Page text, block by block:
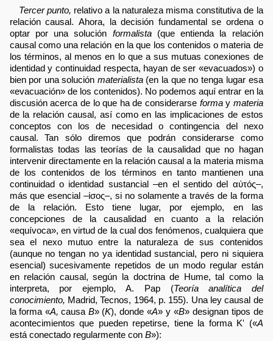
Tercer punto, relativo a la naturaleza misma constitutiva de la
relación causal. Ahora, la decisión fundamental se ordena o
optar por una solución formalista(que entienda la relación
causal como una relación en la que los contenidos o materia de
los términos, al menos en lo que a sus mutuas conexiones de
identidad y continuidad respecta, hayan de ser «evacuados») o
bien por una solución materialista(en la que no tenga lugar esa
«evacuación» de los contenidos). No podemos aquí entrar en la
discusión acerca de lo que ha de considerarse formay materia
de la relación causal, así como en las implicaciones de estos
conceptos con los de necesidad o contingencia del nexo
causal. Tan sólo diremos que podrán considerarse como
formalistas todas las teorías de la causalidad que no hagan
intervenir directamente en la relación causal a la materia misma
de los contenidos de los términos en tanto mantienen una
continuidad o identidad sustancial –en el sentido del αὐτός–,
más que esencial –ίσος–, si no solamente a través de la forma
de la relación. Esto tiene lugar, por ejemplo, en las
concepciones de la causalidad en cuanto a la relación
«equívoca», en virtud de la cual dos fenómenos, cualquiera que
sea el nexo mutuo entre la naturaleza de sus contenidos
(aunque no tengan no ya identidad sustancial, pero ni siquiera
esencial) sucesivamente repetidos de un modo regular están
en relación causal, según la doctrina de Hume, tal como la
interpreta, por ejemplo, A. Pap (Teoría analítica del
conocimiento, Madrid, Tecnos, 1964, p. 155). Una ley causal de
la forma «A, causa B» (K), donde «A» y «B» designan tipos de
acontecimientos que pueden repetirse, tiene la forma K' («A
está conectado regularmente con B»):